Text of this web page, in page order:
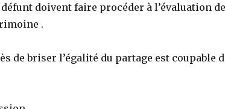
doivent faire procéder à l’évaluation
.
de briser l’égalité du partage est coupable